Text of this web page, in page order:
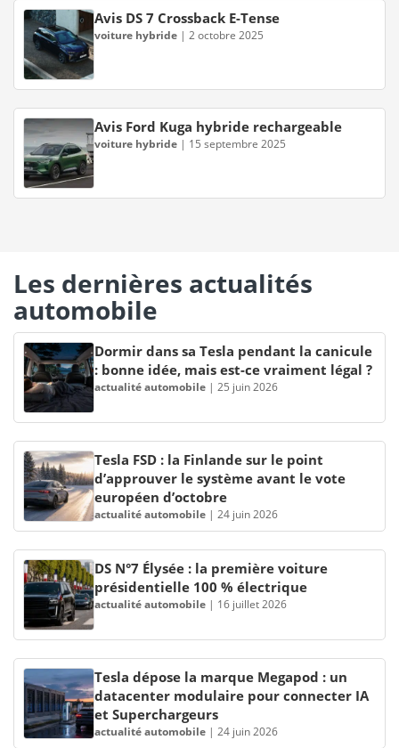
Avis DS 7 Crossback E-Tense
voiture hybride | 2 octobre 2025
Avis Ford Kuga hybride rechargeable
voiture hybride | 15 septembre 2025
Les dernières actualités
automobile
Dormir dans sa Tesla pendant la canicule
: bonne idée, mais est-ce vraiment légal ?
actualité automobile | 25 juin 2026
Tesla FSD : la Finlande sur le point
d’approuver le système avant le vote
européen d’octobre
actualité automobile | 24 juin 2026
DS N°7 Élysée : la première voiture
présidentielle 100 % électrique
actualité automobile | 16 juillet 2026
Tesla dépose la marque Megapod : un
datacenter modulaire pour connecter IA
et Superchargeurs
actualité automobile | 24 juin 2026